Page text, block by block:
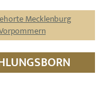
Mecklenburg